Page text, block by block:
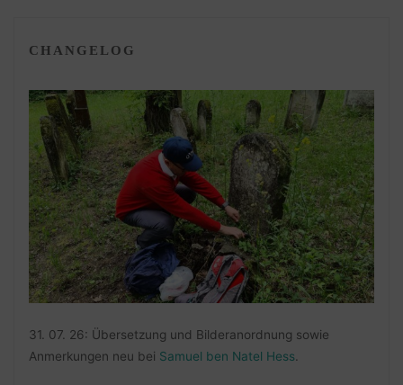
CHANGELOG
31. 07. 26: Übersetzung und Bilderanordnung sowie
Anmerkungen neu bei Samuel ben Natel Hess